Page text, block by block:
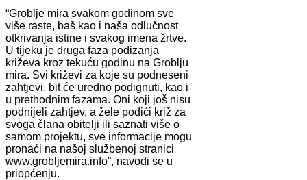
“Groblje mira svakom godinom sve
više raste, baš kao i naša odlučnost
otkrivanja istine i svakog imena žrtve.
U tijeku je druga faza podizanja
križeva kroz tekuću godinu na Groblju
mira. Svi križevi za koje su podneseni
zahtjevi, bit će uredno podignuti, kao i
u prethodnim fazama. Oni koji još nisu
podnijeli zahtjev, a žele podići križ za
svoga člana obitelji ili saznati više o
samom projektu, sve informacije mogu
pronaći na našoj službenoj stranici
www.grobljemira.info”, navodi se u
priopćenju.